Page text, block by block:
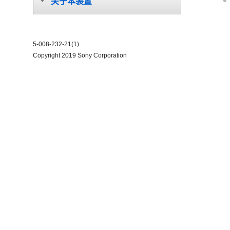
5-008-232-21(1)
Copyright 2019 Sony Corporation